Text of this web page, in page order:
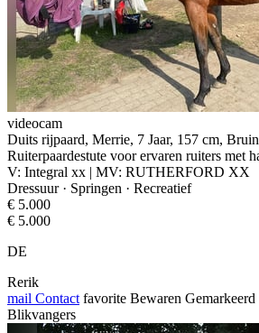
videocam
Duits rijpaard, Merrie, 7 Jaar, 157 cm, Bruin
Ruiterpaardestute voor ervaren ruiters met
V: Integral xx | MV: RUTHERFORD XX
Dressuur · Springen · Recreatief
€ 5.000
€ 5.000
DE
Rerik
mail Contact favorite Bewaren Gemarkeerd
Blikvangers